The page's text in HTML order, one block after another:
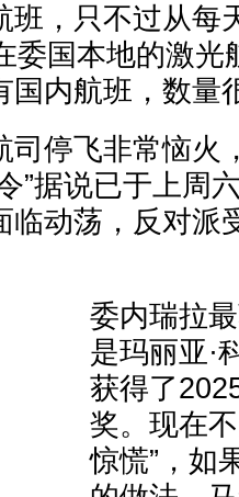
班，只不过从每
委国本地的激光
国内航班，数量
司停飞非常恼火
”据说已于上周
临动荡，反对派
委内瑞拉
是玛丽亚·
获得了
奖。现在
惊慌”，如